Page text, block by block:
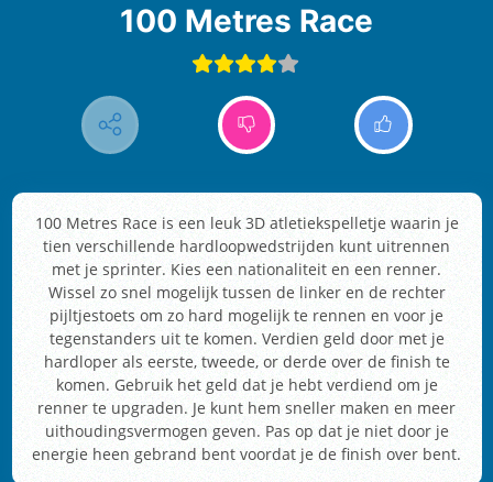
100 Metres Race
100 Metres Race is een leuk 3D atletiekspelletje waarin je
tien verschillende hardloopwedstrijden kunt uitrennen
met je sprinter. Kies een nationaliteit en een renner.
Wissel zo snel mogelijk tussen de linker en de rechter
pijltjestoets om zo hard mogelijk te rennen en voor je
tegenstanders uit te komen. Verdien geld door met je
hardloper als eerste, tweede, or derde over de finish te
komen. Gebruik het geld dat je hebt verdiend om je
renner te upgraden. Je kunt hem sneller maken en meer
uithoudingsvermogen geven. Pas op dat je niet door je
energie heen gebrand bent voordat je de finish over bent.